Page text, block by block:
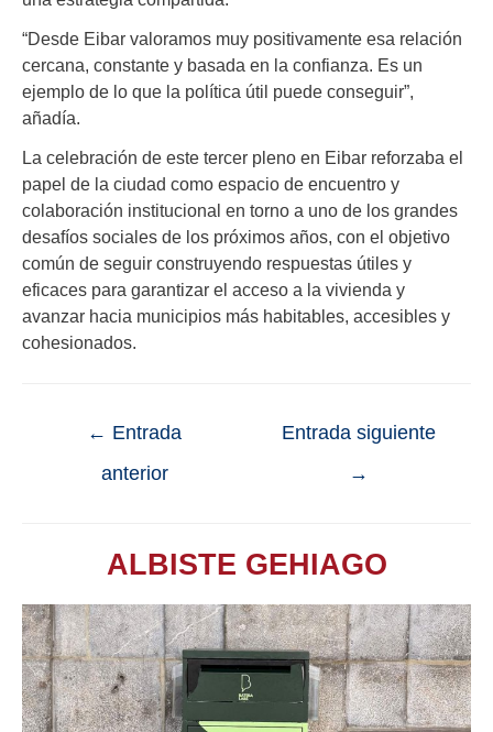
“Desde Eibar valoramos muy positivamente esa relación
cercana, constante y basada en la confianza. Es un
ejemplo de lo que la política útil puede conseguir”,
añadía.
La celebración de este tercer pleno en Eibar reforzaba el
papel de la ciudad como espacio de encuentro y
colaboración institucional en torno a uno de los grandes
desafíos sociales de los próximos años, con el objetivo
común de seguir construyendo respuestas útiles y
eficaces para garantizar el acceso a la vivienda y
avanzar hacia municipios más habitables, accesibles y
cohesionados.
← Entrada
anterior
Entrada siguiente
→
ALBISTE GEHIAGO